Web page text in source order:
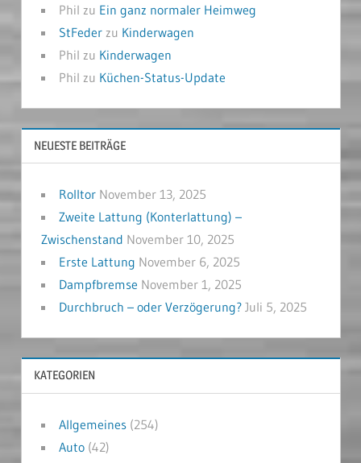
Phil zu Ein ganz normaler Heimweg
StFederzu Kinderwagen
Phil zu Kinderwagen
Phil zu Küchen-Status-Update
NEUESTE BEITRÄGE
Rolltor November 13, 2025
Zweite Lattung (Konterlattung) –
Zwischenstand November 10, 2025
Erste Lattung November 6, 2025
Dampfbremse November 1, 2025
Durchbruch – oder Verzögerung? Juli 5, 2025
KATEGORIEN
Allgemeines(254)
Auto(42)